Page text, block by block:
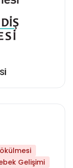
Gelişimi